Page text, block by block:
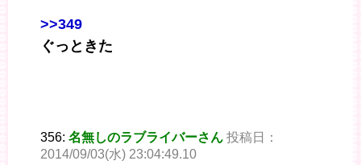
>>349
ぐっときた
356: 名無しのラブライバーさん 投稿日：
2014/09/03(水) 23:04:49.10